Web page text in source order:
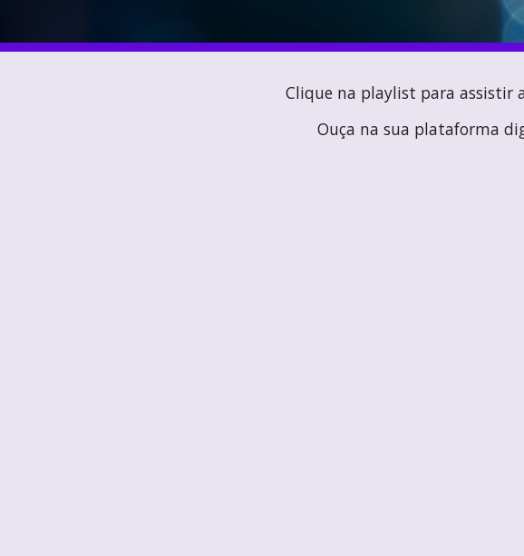
Clique na playlist para assistir
Ouça na sua plataforma